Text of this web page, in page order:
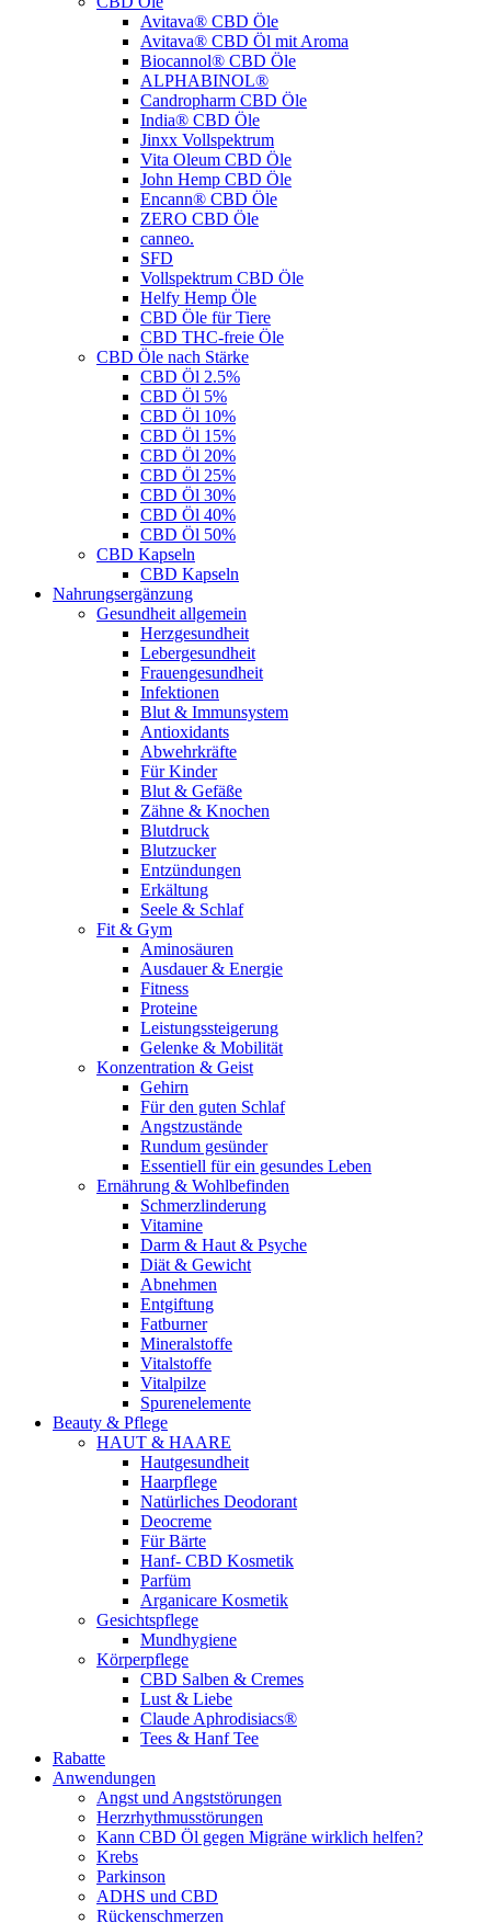
Avitava® CBD Öle
Avitava® CBD Öl mit Aroma
Biocannol® CBD Öle
ALPHABINOL®
Candropharm CBD Öle
India® CBD Öle
Jinxx Vollspektrum
Vita Oleum CBD Öle
John Hemp CBD Öle
Encann® CBD Öle
ZERO CBD Öle
canneo.
SFD
Vollspektrum CBD Öle
Helfy Hemp Öle
CBD Öle für Tiere
CBD THC-freie Öle
CBD Öle nach Stärke
CBD Öl 2.5%
CBD Öl 5%
CBD Öl 10%
CBD Öl 15%
CBD Öl 20%
CBD Öl 25%
CBD Öl 30%
CBD Öl 40%
CBD Öl 50%
CBD Kapseln
CBD Kapseln
Nahrungsergänzung
Gesundheit allgemein
Herzgesundheit
Lebergesundheit
Frauengesundheit
Infektionen
Blut & Immunsystem
Antioxidants
Abwehrkräfte
Für Kinder
Blut & Gefäße
Zähne & Knochen
Blutdruck
Blutzucker
Entzündungen
Erkältung
Seele & Schlaf
Fit & Gym
Aminosäuren
Ausdauer & Energie
Fitness
Proteine
Leistungssteigerung
Gelenke & Mobilität
Konzentration & Geist
Gehirn
Für den guten Schlaf
Angstzustände
Rundum gesünder
Essentiell für ein gesundes Leben
Ernährung & Wohlbefinden
Schmerzlinderung
Vitamine
Darm & Haut & Psyche
Diät & Gewicht
Abnehmen
Entgiftung
Fatburner
Mineralstoffe
Vitalstoffe
Vitalpilze
Spurenelemente
Beauty & Pflege
HAUT & HAARE
Hautgesundheit
Haarpflege
Natürliches Deodorant
Deocreme
Für Bärte
Hanf- CBD Kosmetik
Parfüm
Arganicare Kosmetik
Gesichtspflege
Mundhygiene
Körperpflege
CBD Salben & Cremes
Lust & Liebe
Claude Aphrodisiacs®
Tees & Hanf Tee
Rabatte
Anwendungen
Angst und Angststörungen
Herzrhythmusstörungen
Kann CBD Öl gegen Migräne wirklich helfen?
Krebs
Parkinson
ADHS und CBD
Rückenschmerzen